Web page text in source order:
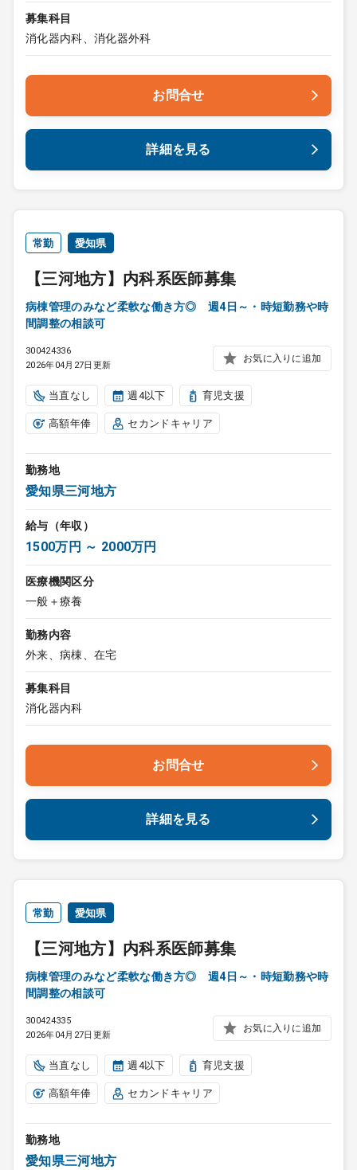
募集科目
消化器内科、消化器外科
お問合せ
詳細を見る
常勤 愛知県
【三河地方】内科系医師募集
病棟管理のみなど柔軟な働き方◎ 週4日～・時短勤務や時
間調整の相談可
300424336
2026年04月27日更新
お気に入りに追加
当直なし 週4以下 育児支援
高額年俸 セカンドキャリア
勤務地
愛知県三河地方
給与（年収）
1500万円 ～ 2000万円
医療機関区分
一般＋療養
勤務内容
外来、病棟、在宅
募集科目
消化器内科
お問合せ
詳細を見る
常勤 愛知県
【三河地方】内科系医師募集
病棟管理のみなど柔軟な働き方◎ 週4日～・時短勤務や時
間調整の相談可
300424335
2026年04月27日更新
お気に入りに追加
当直なし 週4以下 育児支援
高額年俸 セカンドキャリア
勤務地
愛知県三河地方